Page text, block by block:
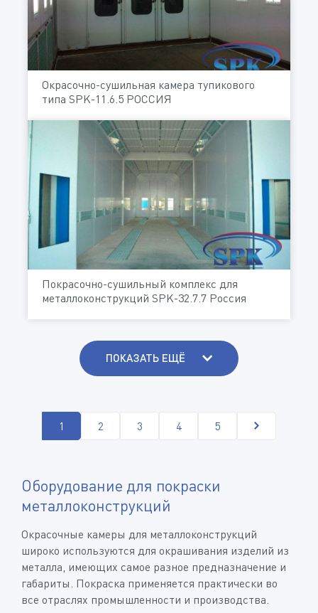
Окрасочно-сушильная камера тупикового
типа SPK-11.6.5 РОССИЯ
Покрасочно-сушильный комплекс для
металлоконструкций SPK-32.7.7 Россия
ПОКАЗАТЬ ЕЩЁ
1 2 3 4 5
Оборудование для покраски
металлоконструкций
Окрасочные камеры для металлоконструкций
широко используются для окрашивания изделий из
металла, имеющих самое разное предназначение и
габариты. Покраска применяется практически во
все отраслях промышленности и производства.